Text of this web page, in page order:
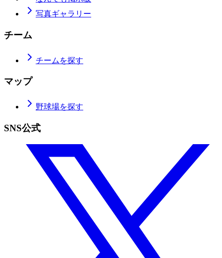
写真ギャラリー
チーム
チームを探す
マップ
野球場を探す
SNS公式